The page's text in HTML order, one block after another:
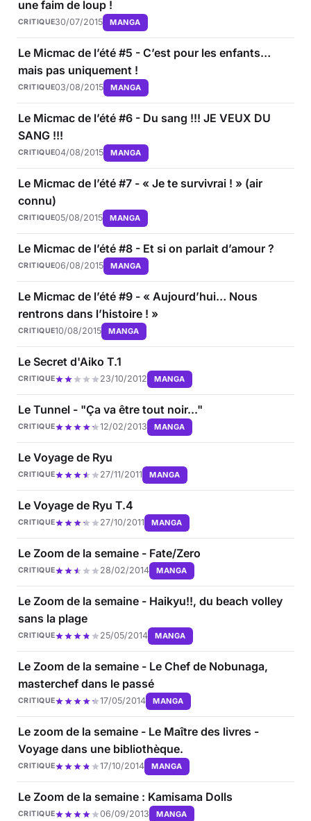
une faim de loup !
CRITIQUE30/07/2015 MANGA
Le Micmac de l’été #5 - C’est pour les enfants…
mais pas uniquement !
CRITIQUE03/08/2015 MANGA
Le Micmac de l’été #6 - Du sang !!! JE VEUX DU
SANG !!!
CRITIQUE04/08/2015 MANGA
Le Micmac de l’été #7 - « Je te survivrai ! » (air
connu)
CRITIQUE05/08/2015 MANGA
Le Micmac de l’été #8 - Et si on parlait d’amour ?
CRITIQUE06/08/2015 MANGA
Le Micmac de l’été #9 - « Aujourd’hui… Nous
rentrons dans l’histoire ! »
CRITIQUE10/08/2015 MANGA
Le Secret d'Aiko T.1
CRITIQUE 23/10/2012 MANGA
Le Tunnel - "Ça va être tout noir..."
CRITIQUE 12/02/2013 MANGA
Le Voyage de Ryu
CRITIQUE 27/11/2011 MANGA
Le Voyage de Ryu T.4
CRITIQUE 27/10/2011 MANGA
Le Zoom de la semaine - Fate/Zero
CRITIQUE 28/02/2014 MANGA
Le Zoom de la semaine - Haikyu!!, du beach volley
sans la plage
CRITIQUE 25/05/2014 MANGA
Le Zoom de la semaine - Le Chef de Nobunaga,
masterchef dans le passé
CRITIQUE 17/05/2014 MANGA
Le zoom de la semaine - Le Maître des livres -
Voyage dans une bibliothèque.
CRITIQUE 17/10/2014 MANGA
Le Zoom de la semaine : Kamisama Dolls
CRITIQUE 06/09/2013 MANGA